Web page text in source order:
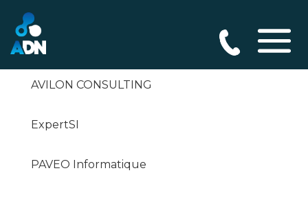
AXE6 SCIPLINE
AVILON CONSULTING
ExpertSI
PAVEO Informatique